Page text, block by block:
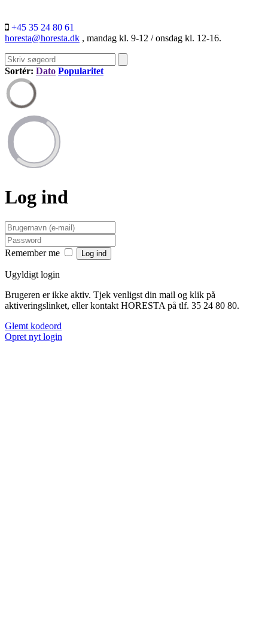
+45 35 24 80 61
horesta@horesta.dk , mandag kl. 9-12 / onsdag kl. 12-16.
Sortér: Dato Popularitet
Log ind
Remember me
Ugyldigt login
Brugeren er ikke aktiv. Tjek venligst din mail og klik på
aktiveringslinket, eller kontakt HORESTA på tlf. 35 24 80 80.
Glemt kodeord
Opret nyt login